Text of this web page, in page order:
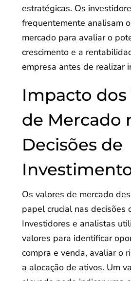
estratégicas. Os
frequentemente analisam
mercado para avaliar o
crescimento e a
empresa antes de realizar
Impacto dos
de Mercado
Decisões de
Os valores de mercado
papel crucial nas decisões
Investidores e analistas
valores para identificar
compra e venda, avaliar o
a alocação de ativos. Um